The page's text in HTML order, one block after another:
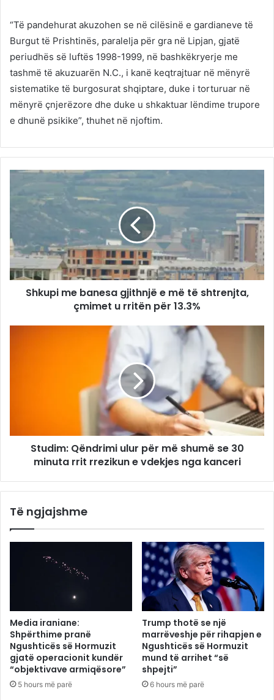
“Të pandehurat akuzohen se në cilësinë e gardianeve të
Burgut të Prishtinës, paralelja për gra në Lipjan, gjatë
periudhës së luftës 1998-1999, në bashkëkryerje me
tashmë të akuzuarën N.C., i kanë keqtrajtuar në mënyrë
sistematike të burgosurat shqiptare, duke i torturuar në
mënyrë çnjerëzore dhe duke u shkaktuar lëndime trupore
e dhunë psikike”, thuhet në njoftim.
Shkupi me banesa gjithnjë e më të shtrenjta,
çmimet u rritën për 13.3%
Studim: Qëndrimi ulur për më shumë se 30
minuta rrit rrezikun e vdekjes nga kanceri
Të ngjajshme
Media iraniane:
Shpërthime pranë
Ngushticës së Hormuzit
gjatë operacionit kundër
“objektivave armiqësore”
5 hours më parë
Trump thotë se një
marrëveshje për rihapjen e
Ngushticës së Hormuzit
mund të arrihet “së
shpejti”
6 hours më parë